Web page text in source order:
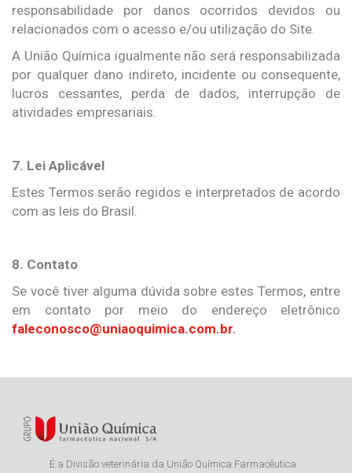
responsabilidade por danos ocorridos devidos ou
relacionados com o acesso e/ou utilização do Site.
A União Química igualmente não será responsabilizada
por qualquer dano indireto, incidente ou consequente,
lucros cessantes, perda de dados, interrupção de
atividades empresariais.
7. Lei Aplicável
Estes Termos serão regidos e interpretados de acordo
com as leis do Brasil.
8. Contato
Se você tiver alguma dúvida sobre estes Termos, entre
em contato por meio do endereço eletrônico
faleconosco@uniaoquimica.com.br.
É a Divisão veterinária da União Química Farmacêutica